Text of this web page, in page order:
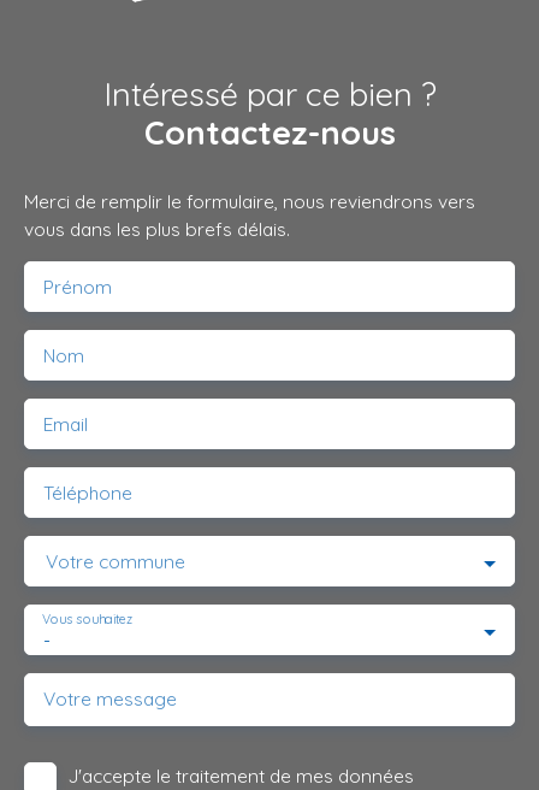
Intéressé par ce bien ?
Contactez-nous
Merci de remplir le formulaire, nous reviendrons vers
vous dans les plus brefs délais.
Prénom
Nom
Email
Téléphone
Votre commune
-
Vous souhaitez
Votre message
J'accepte le traitement de mes données